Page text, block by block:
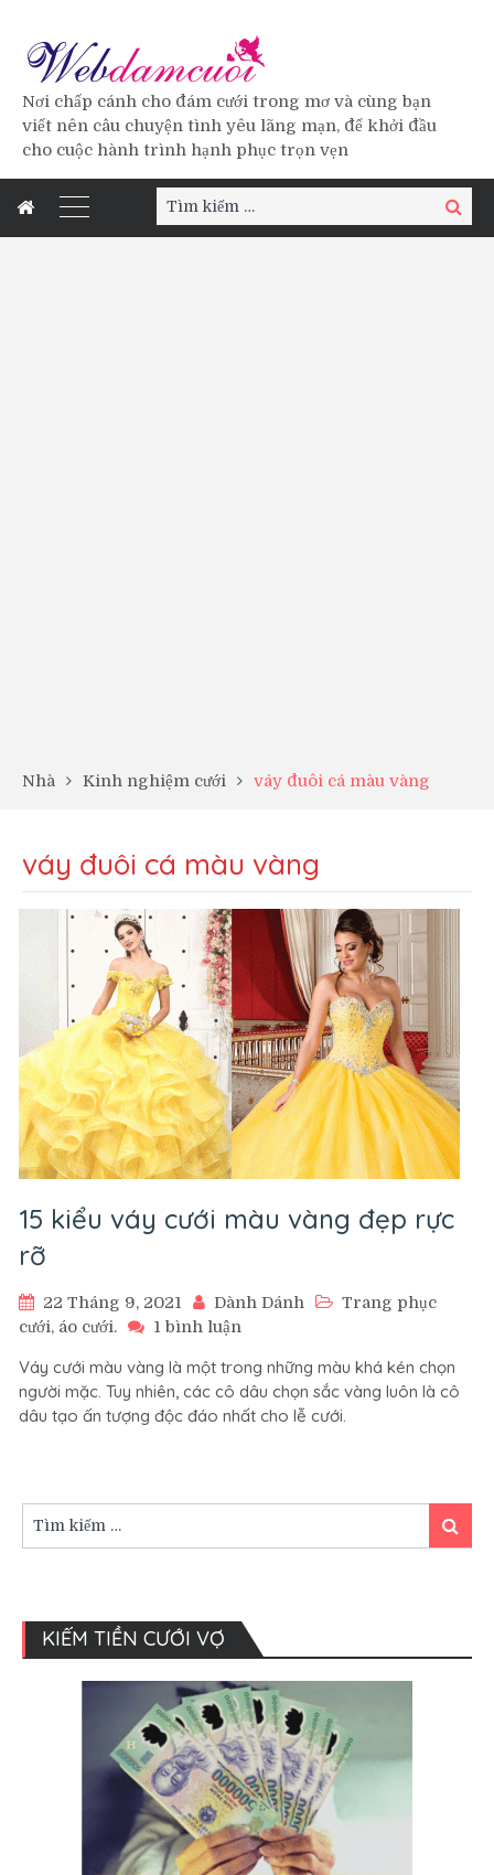
Nơi chấp cánh cho đám cưới trong mơ và cùng bạn
viết nên câu chuyện tình yêu lãng mạn, để khởi đầu
cho cuộc hành trình hạnh phục trọn vẹn
Tìm
kiếm:
Tìm
kiếm
Nhà Kinh nghiệm cưới váy đuôi cá màu vàng
váy đuôi cá màu vàng
15 kiểu váy cưới màu vàng đẹp rực
rỡ
22 Tháng 9, 2021 Dành Dánh
Trang phục
cưới, áo cưới.
1 bình luận
kiểu
váy
cưới
rực
Váy cưới màu vàng là một trong những màu khá kén chọn
người mặc. Tuy nhiên, các cô dâu chọn sắc vàng luôn là cô
dâu tạo ấn tượng độc đáo nhất cho lễ cưới.
kiếm:
Tìm
kiếm
KIẾM TIỀN CƯỚI VỢ